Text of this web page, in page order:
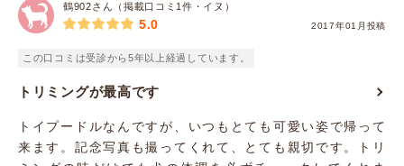
鶴902さん（掲載口コミ1件・イヌ）
2017年01月投稿
5.0
この口コミは受診から5年以上経過しています。
トリミングが最高です
トイプードルなんですが、いつもとても可愛い姿で帰って
来ます。記念写真も撮ってくれて、とても親切です。トリ